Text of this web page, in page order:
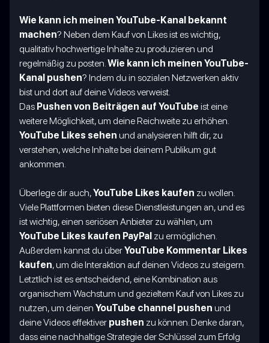
Wie kann ich meinen YouTube-Kanal bekannt
machen? Neben dem Kauf von Likes ist es wichtig,
qualitativ hochwertige Inhalte zu produzieren und
regelmäßig zu posten.Wie kann ich meinen YouTube-
Kanal pushen? Indem du in sozialen Netzwerken aktiv
bist und dort auf deine Videos verweist.
Das Pushen von Beiträgen auf YouTube ist eine
weitere Möglichkeit, um deine Reichweite zu erhöhen.
YouTube Likes sehen und analysieren hilft dir, zu
verstehen, welche Inhalte bei deinem Publikum gut
ankommen.
Überlege dir auch,YouTube Likes kaufen zu wollen.
Viele Plattformen bieten diese Dienstleistungen an, und es
ist wichtig, einen seriösen Anbieter zu wählen, um
YouTube Likes kaufen PayPal zu ermöglichen.
Außerdem kannst du überYouTube Kommentar Likes
kaufen, um die Interaktion auf deinen Videos zu steigern.
Letztlich ist es entscheidend, eine Kombination aus
organischem Wachstum und gezieltem Kauf von Likes zu
nutzen, um deinen YouTube channel pushen und
deine Videos effektiver pushen zu können. Denke daran,
dass eine nachhaltige Strategie der Schlüssel zum Erfolg